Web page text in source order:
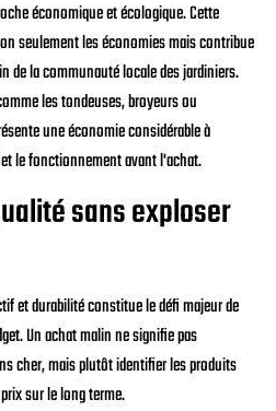
économique et écologique. Cette
seulement les économies mais contribue
de la communauté locale des jardiniers.
les tondeuses, broyeurs ou
une économie considérable à
le fonctionnement avant l'achat.
sans exploser
et durabilité constitue le défi majeur de
Un achat malin ne signifie pas
cher, mais plutôt identifier les produits
sur le long terme.